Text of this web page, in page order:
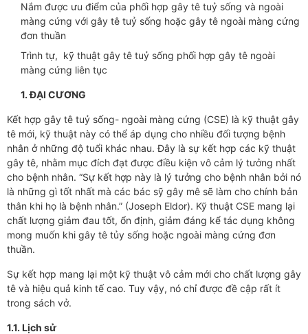
Nắm được ưu điểm của phối hợp gây tê tuỷ sống và ngoài
màng cứng với gây tê tuỷ sống hoặc gây tê ngoài màng cứng
đơn thuần
Trình tự, kỹ thuật gây tê tuỷ sống phối hợp gây tê ngoài
màng cứng liên tục
1.ĐẠI CƯƠNG
Kết hợp gây tê tuỷ sống- ngoài màng cứng (CSE) là kỹ thuật gây
tê mới, kỹ thuật này có thể áp dụng cho nhiều đối tượng bệnh
nhân ở những độ tuổi khác nhau. Đây là sự kết hợp các kỹ thuật
gây tê, nhằm mục đích đạt được điều kiện vô cảm lý tưởng nhất
cho bệnh nhân. “Sự kết hợp này là lý tưởng cho bệnh nhân bởi nó
là những gì tốt nhất mà các bác sỹ gây mê sẽ làm cho chính bản
thân khi họ là bệnh nhân.” (Joseph Eldor). Kỹ thuật CSE mang lại
chất lượng giảm đau tốt, ổn định, giảm đáng kể tác dụng không
mong muốn khi gây tê tủy sống hoặc ngoài màng cứng đơn
thuần.
Sự kết hợp mang lại một kỹ thuật vô cảm mới cho chất lượng gây
tê và hiệu quả kinh tế cao. Tuy vậy, nó chỉ được đề cập rất ít
trong sách vở.
1.1. Lịch sử